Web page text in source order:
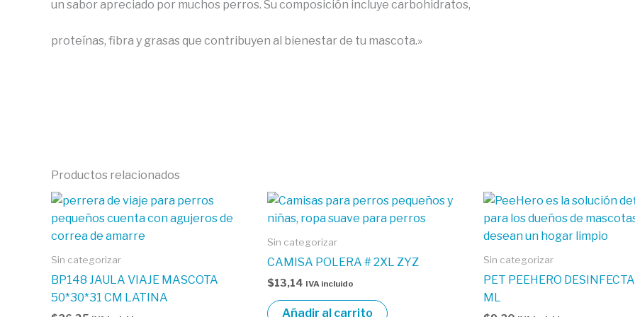
un sabor apreciado por muchos perros. Su composición incluye carbohidratos,
proteínas, fibra y grasas que contribuyen al bienestar de tu mascota.»
Productos relacionados
Sin categorizar
BP148 JAULA VIAJE MASCOTA
50*30*31 CM LATINA
Sin categorizar
CAMISA POLERA # 2XL ZYZ
$13,14 IVA incluido
Añadir al carrito
Sin categorizar
PET PEEHERO
ML